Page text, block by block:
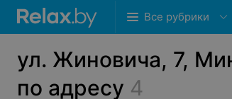
Все рубрики
ул. Жиновича, 7,
по адресу 4